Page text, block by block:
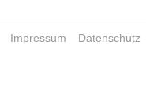
Impressum Datenschutz